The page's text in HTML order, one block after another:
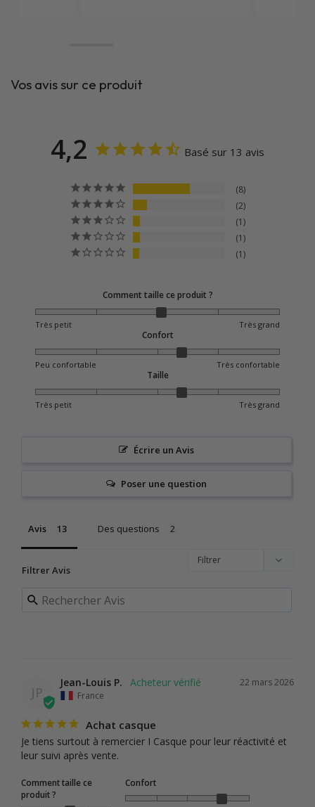
Vos avis sur ce produit
4,2 Basé sur 13 avis
8
2
1
1
1
Comment taille ce produit ?
Très petit Très grand
Confort
Peu confortable Très confortable
Taille
Très petit Très grand
Écrire un Avis
Poser une question
Avis Des questions
Filtrer Avis
JP
22 mars 2026
Jean-Louis P.
France
Achat casque
Je tiens surtout à remercier I Casque pour leur réactivité et
leur suivi après vente.
Comment taille ce
produit ?
Confort